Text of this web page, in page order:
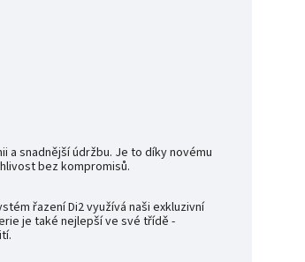
snadnější údržbu. Je to díky novému
bez kompromisů.
řazení Di2 využívá naši exkluzivní
je také nejlepší ve své třídě -